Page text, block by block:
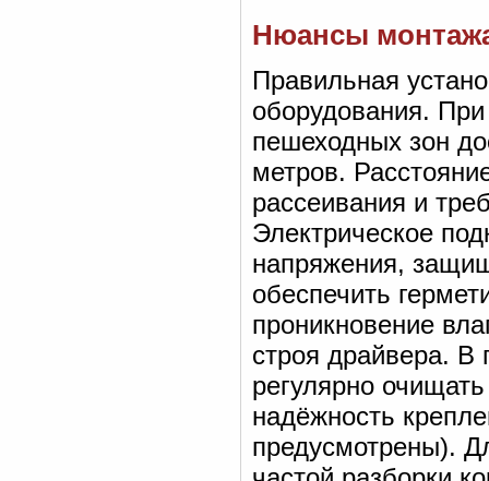
Нюансы
Правильная
оборудования.
пешеходных зон
метров.
рассеивания и
Электрическое
напряжения,
обеспечить
проникновение
строя драйвера. В
регулярно
надёжность
предусмотрены).